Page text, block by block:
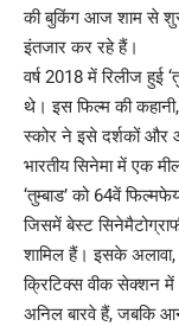
की बुकिंग आज शाम से
इंतजार कर रहे हैं।
वर्ष 2018 में रिलीज हुई
थे। इस फिल्म की
स्कोर ने इसे दर्शकों और
भारतीय सिनेमा में एक
‘तुम्बाड’ को 64वें
जिसमें बेस्ट
शामिल हैं। इसके
क्रिटिक्स वीक सेक्शन में
अनिल बारवे हैं, जबकि